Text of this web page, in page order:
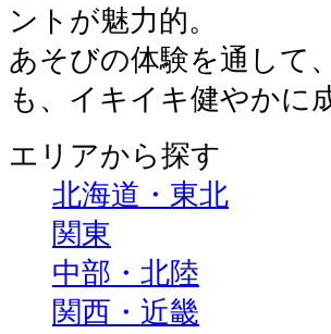
ントが魅力的。
あそびの体験を通して
も、イキイキ健やかに
エリアから探す
北海道・東北
関東
中部・北陸
関西・近畿